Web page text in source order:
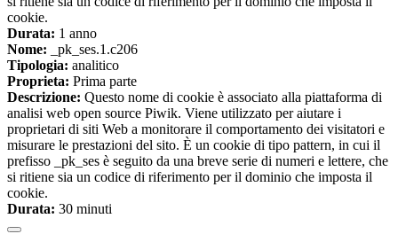
cookie.
Durata: 1 anno
Nome: _pk_ses.1.c206
Tipologia: analitico
Proprieta: Prima parte
Descrizione: Questo nome di cookie è associato alla piattaforma di
analisi web open source Piwik. Viene utilizzato per aiutare i
proprietari di siti Web a monitorare il comportamento dei visitatori e
misurare le prestazioni del sito. È un cookie di tipo pattern, in cui il
prefisso _pk_ses è seguito da una breve serie di numeri e lettere, che
si ritiene sia un codice di riferimento per il dominio che imposta il
cookie.
Durata: 30 minuti